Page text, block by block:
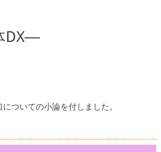
DX―
ついての小論を付しました。